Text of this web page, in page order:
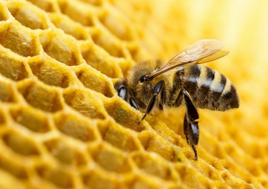
basada
permite
seguir
contenido
coste.
botón
a la
la
todas
ya sean
ACEPTAR
Y
CONTINUAR
CONFIGURACIÓN